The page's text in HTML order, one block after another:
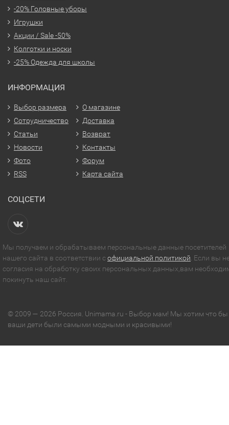
-20% Головные уборы
Игрушки
Акции / Sale -50%
Колготки и носки
-25% Одежда для школы
ИНФОРМАЦИЯ
Выбор размера
Сотрудничество
Статьи
Новости
Фото
RSS
О магазине
Доставка
Возврат
Контакты
Форум
Карта сайта
СОЦСЕТИ
Мы получаем и обрабатываем персональные данные посетителей
нашего сайта в соответствии софициальной политикой . Если вы
согласия на обработку своих персональных данных,вам
покинуть наш сайт.
© 2009 — 2026 Россия. Unimama.ru - Выбор мам! Мы хотим что бы
ваши дети были самыми модными и красивыми!